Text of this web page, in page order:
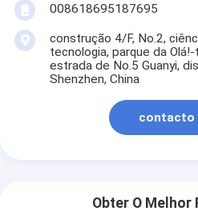
008618695187695
construção 4/F, No.2,
tecnologia, parque da
estrada de No.5 Guanyi,
Shenzhen, China
contacto
Obter O Melhor